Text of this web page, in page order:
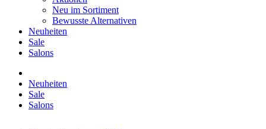
Neu im Sortiment
Bewusste Alternativen
Neuheiten
Sale
Salons
Neuheiten
Sale
Salons